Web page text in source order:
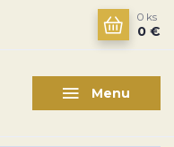
Menu
0 ks
0 €